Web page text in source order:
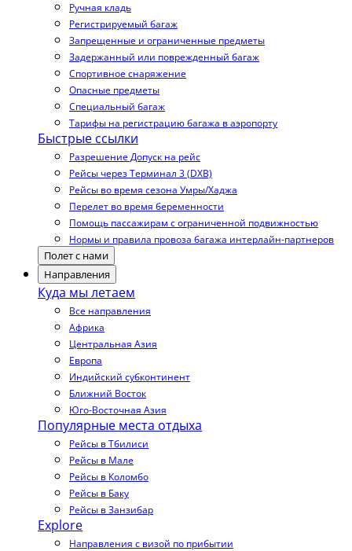
Ручная кладь
Регистрируемый багаж
Запрещенные и ограниченные предметы
Задержанный или поврежденный багаж
Спортивное снаряжение
Опасные предметы
Специальный багаж
Тарифы на регистрацию багажа в аэропорту
Быстрые ссылки
Разрешение Допуск на рейс
Рейсы через Терминал 3 (DXB)
Рейсы во время сезона Умры/Хаджа
Перелет во время беременности
Помощь пассажирам с ограниченной подвижностью
Нормы и правила провоза багажа интерлайн-партнеров
Полет с нами
Направления
Куда мы летаем
Все направления
Африка
Центральная Азия
Европа
Индийский субконтинент
Ближний Восток
Юго-Восточная Азия
Популярные места отдыха
Рейсы в Тбилиси
Рейсы в Мале
Рейсы в Коломбо
Рейсы в Баку
Рейсы в Занзибар
Explore
Направления с визой по прибытии